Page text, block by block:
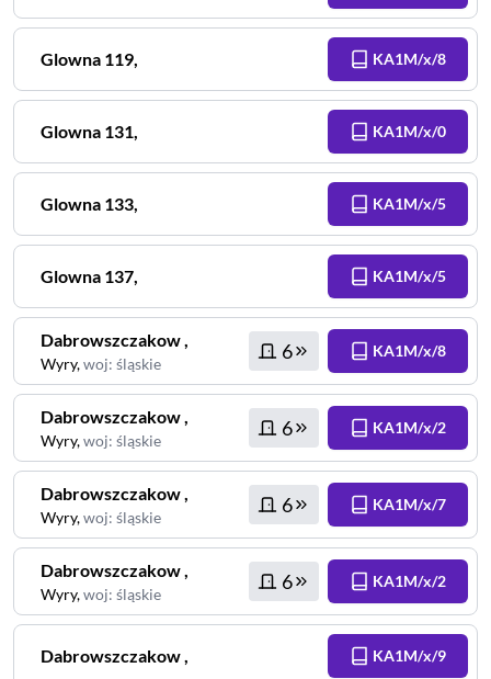
Glowna 119, KA1M/x/8
Glowna 131, KA1M/x/0
Glowna 133, KA1M/x/5
Glowna 137, KA1M/x/5
Dabrowszczakow,
Wyry,woj: śląskie
6 KA1M/x/8
Dabrowszczakow,
Wyry,woj: śląskie
6 KA1M/x/2
Dabrowszczakow,
Wyry,woj: śląskie
6 KA1M/x/7
Dabrowszczakow,
Wyry,woj: śląskie
6 KA1M/x/2
Dabrowszczakow, KA1M/x/9